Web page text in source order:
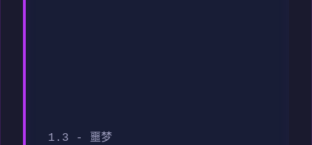
1.3 - 噩梦